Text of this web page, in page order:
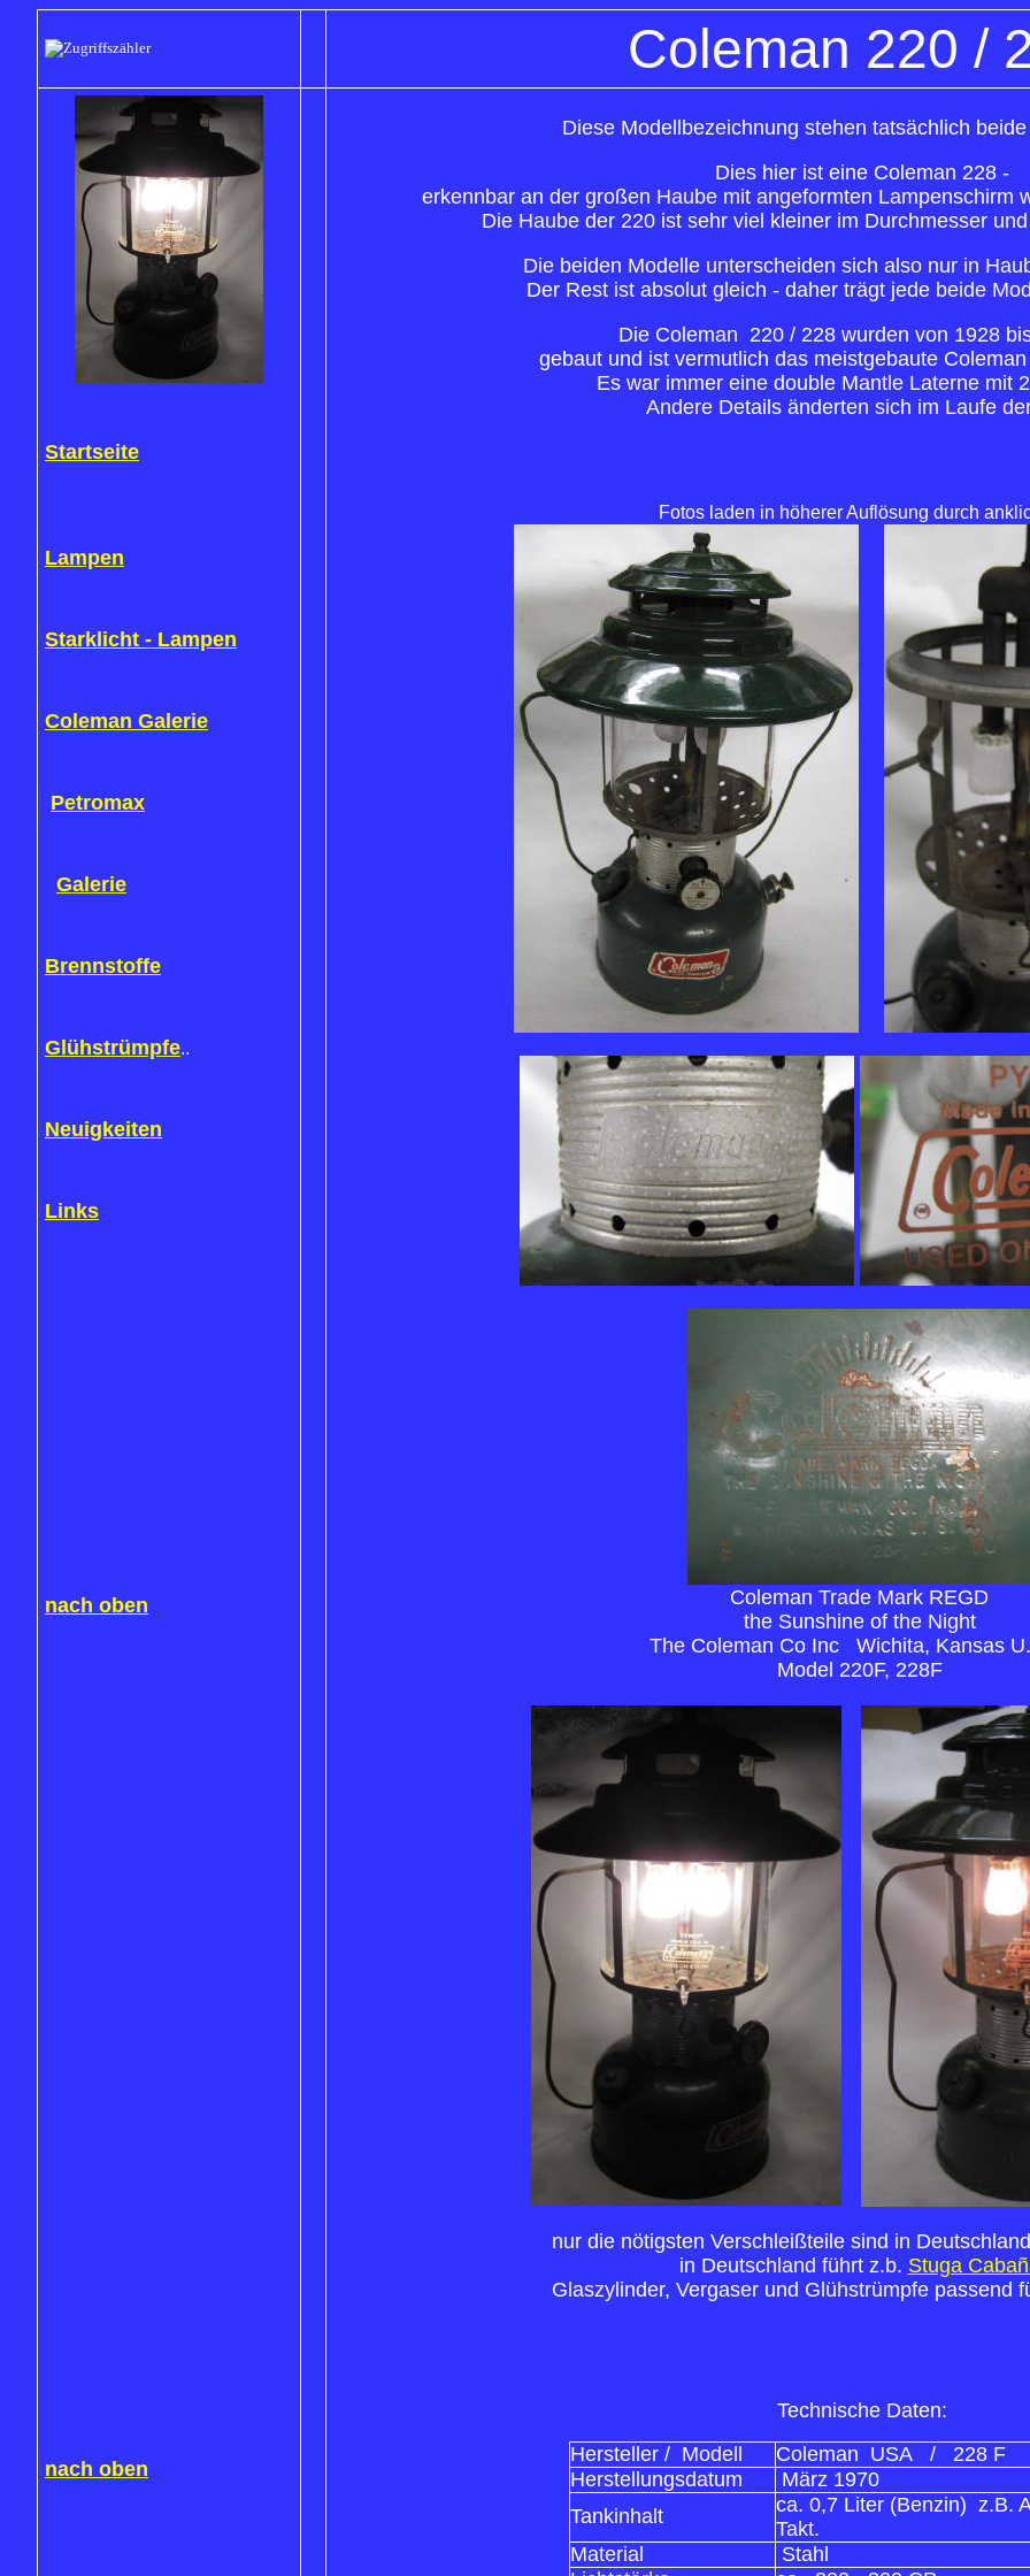
Coleman 220 /
Startseite
Lampen
Starklicht - Lampen
Coleman Galerie
Petromax
Galerie
Brennstoffe
Glühstrümpfe..
Neuigkeiten
Links
nach oben
nach oben
Diese Modellbezeichnung stehen tatsächlich
Dies hier ist eine Coleman 228 -
erkennbar an der großen Haube mit angeformten Lampenschirm
Die Haube der 220 ist sehr viel kleiner im Durchmesser
Die beiden Modelle unterscheiden sich also nur in
Der Rest ist absolut gleich - daher trägt jede beide
Die Coleman 220 / 228 wurden von 1928
gebaut und ist vermutlich das meistgebaute
Es war immer eine double Mantle Laterne mit
Andere Details änderten sich im Laufe
Fotos laden in höherer Auflösung durch
Coleman Trade Mark REGD
the Sunshine of the Night
The Coleman Co Inc Wichita, Kansas
Model 220F, 228F
nur die nötigsten Verschleißteile sind in
in Deutschland führt z.b. Stuga
Glaszylinder, Vergaser und Glühstrümpfe passend
Technische Daten:
Hersteller / Modell
Coleman USA / 228 F
Herstellungsdatum
März 1970
Tankinhalt
ca. 0,7 Liter (Benzin) z.B.
Takt.
Material
Stahl